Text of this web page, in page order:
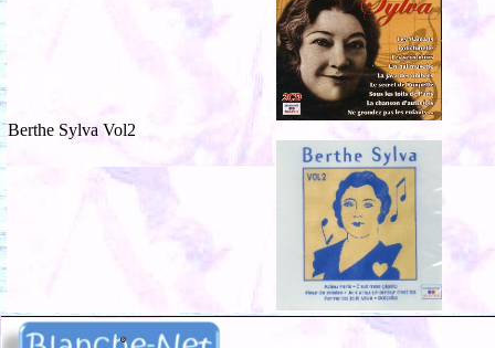
Berthe Sylva Vol2